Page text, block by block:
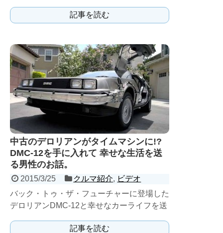
し、それ以前からこ...記事を読む
中古のデロリアンがタイムマシンに!?
DMC-12を手に入れて 幸せな生活を送
る男性のお話。
2015/3/25 クルマ紹介, ビデオ
バック・トゥ・ザ・フューチャーに登場した
デロリアンDMC-12と幸せなカーライフを送
記事を読む